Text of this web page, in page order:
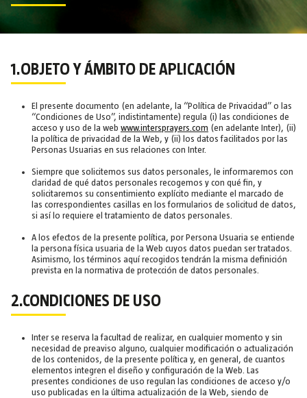
1.OBJETO Y ÁMBITO DE APLICACIÓN
El presente documento (en adelante, la “Política de Privacidad” o las
“Condiciones de Uso”, indistintamente) regula (i) las condiciones de
acceso y uso de la web www.intersprayers.com (en adelante Inter), (ii)
la política de privacidad de la Web, y (ii) los datos facilitados por las
Personas Usuarias en sus relaciones con Inter.
Siempre que solicitemos sus datos personales, le informaremos con
claridad de qué datos personales recogemos y con qué fin, y
solicitaremos su consentimiento explícito mediante el marcado de
las correspondientes casillas en los formularios de solicitud de datos,
si así lo requiere el tratamiento de datos personales.
A los efectos de la presente política, por Persona Usuaria se entiende
la persona física usuaria de la Web cuyos datos puedan ser tratados.
Asimismo, los términos aquí recogidos tendrán la misma definición
prevista en la normativa de protección de datos personales.
2.CONDICIONES DE USO
Inter se reserva la facultad de realizar, en cualquier momento y sin
necesidad de preaviso alguno, cualquier modificación o actualización
de los contenidos, de la presente política y, en general, de cuantos
elementos integren el diseño y configuración de la Web. Las
presentes condiciones de uso regulan las condiciones de acceso y/o
uso publicadas en la última actualización de la Web, siendo de